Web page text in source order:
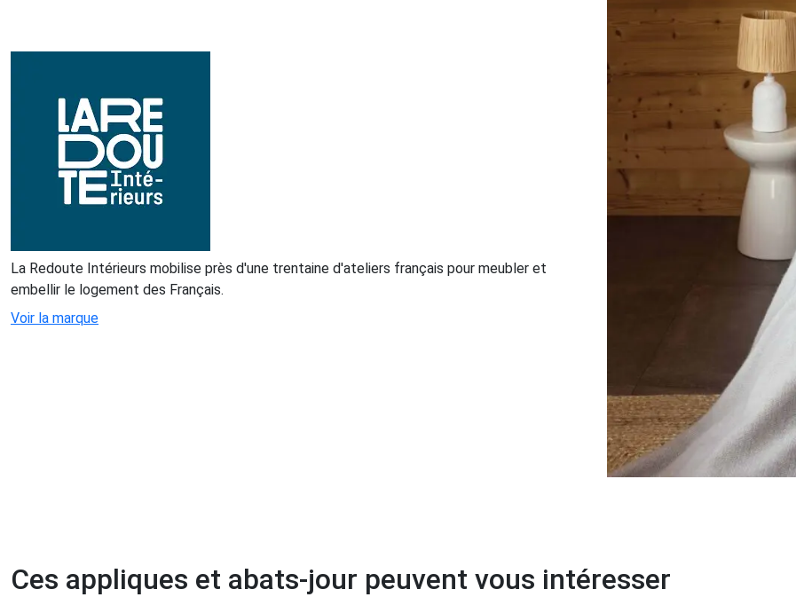
La Redoute Intérieurs mobilise près d'une trentaine d'ateliers français pour meubler et
embellir le logement des Français.
Voir la marque
Ces appliques et abats-jour peuvent vous intéresser